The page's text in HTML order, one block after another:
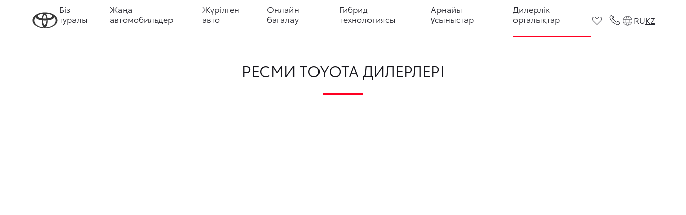
Біз
туралы
Жаңа
автомобильдер
Жүрілген
авто
Онлайн
бағалау
Гибрид
технологиясы
Арнайы
ұсыныстар
Дилерлік
орталықтар
RUKZ
РЕСМИ TOYOTA ДИЛЕРЛЕРІ